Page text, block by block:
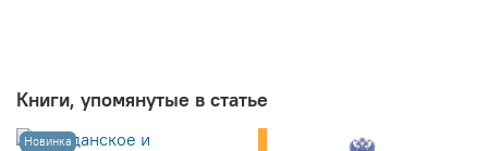
Книги, упомянутые в статье
Новинка